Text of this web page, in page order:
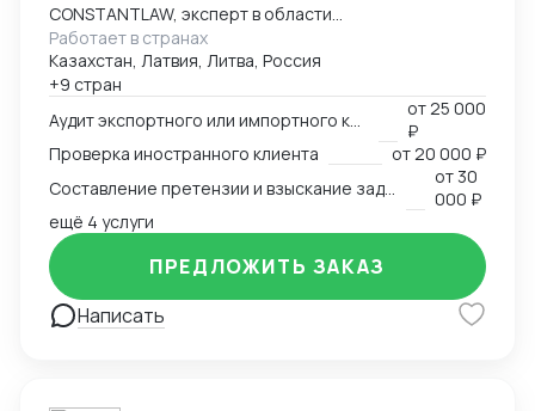
CONSTANTLAW, эксперт в области
внешнеэкономической деятельности,
сопровождения международных сделок и решения
внешнеэкономических споров. Международный
арбитр (Рижский третейский суд / Рига, Латвия,
международный арбитражный суд IAC / Алматы,
Казахстан).
Работает в странах
Казахстан, Латвия, Литва, Россия
+9 стран
от25 000
₽
Проверка иностранного клиента
от20 000 ₽
от 30
000 ₽
ещё 4 услуги
Написать
ПРЕДЛОЖИТЬ ЗАКАЗ